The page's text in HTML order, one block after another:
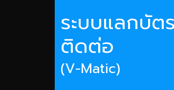
ระบบแลกบัต
ติดต่อ
(V-Matic)